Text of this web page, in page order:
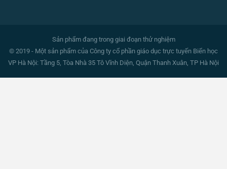
Sản phẩm đang trong giai đoạn thử nghiệm
© 2019 - Một sản phẩm của Công ty cổ phần giáo dục trực tuyến Biển học
VP Hà Nội: Tầng 5, Tòa Nhà 35 Tô Vĩnh Diện, Quận Thanh Xuân, TP Hà Nội